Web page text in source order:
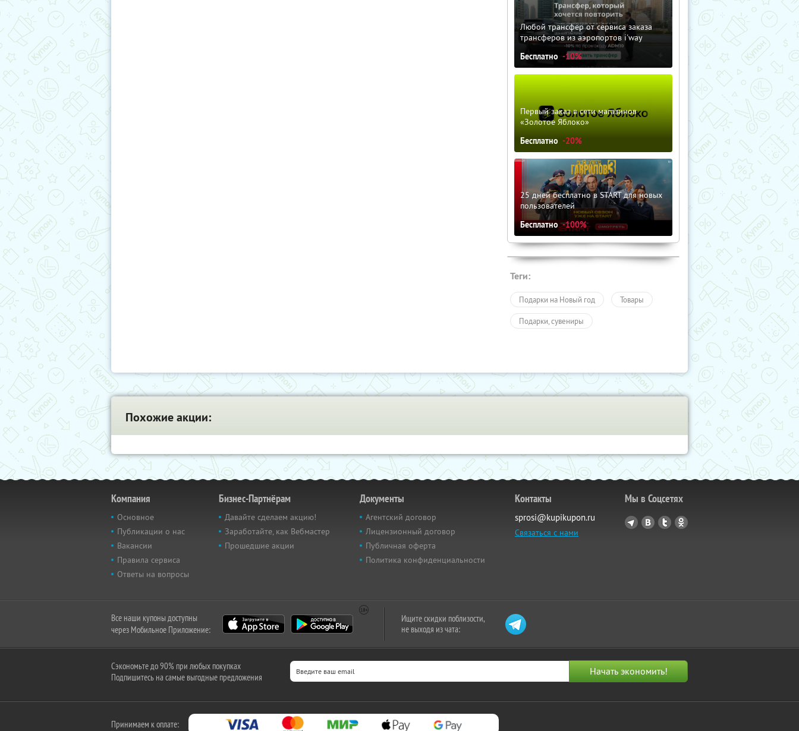
Любой трансфер от сервиса заказа
трансферов из аэропортов i'way
Бесплатно -10%
Первый заказ в сети магазинов
«Золотое Яблоко»
Бесплатно -20%
25 дней бесплатно в START для новых
пользователей
Бесплатно -100%
Теги:
Подарки на Новый год Товары
Подарки, сувениры
Похожие акции:
Компания
Основное
Публикации о нас
Вакансии
Правила сервиса
Ответы на вопросы
Бизнес-Партнёрам
Давайте сделаем акцию!
Заработайте, как Вебмастер
Прошедшие акции
Документы
Агентский договор
Лицензионный договор
Публичная оферта
Политика конфиденциальности
Контакты
sprosi@kupikupon.ru
Связаться с нами
Мы в Соцсетях
Все наши купоны доступны
через Мобильное Приложение:
Ищите скидки поблизости,
не выходя из чата:
Сэкономьте до 90% при любых покупках
Подпишитесь на самые выгодные предложения
Принимаем к оплате: